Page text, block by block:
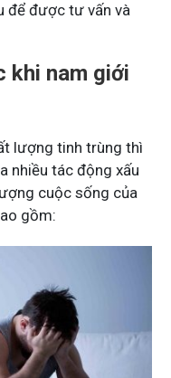
để được tư vấn và
khi nam giới
lượng tinh trùng thì
nhiều tác động xấu
cuộc sống của
gồm: